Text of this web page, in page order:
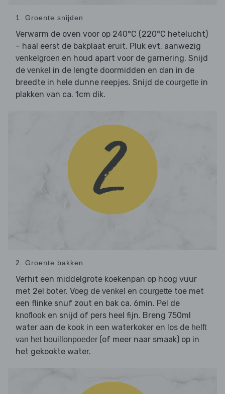
1. Groente snijden
Verwarm de oven voor op 240°C (220°C hetelucht)
– haal eerst de bakplaat eruit. Pluk evt. aanwezig
venkelgroen en houd apart voor de garnering. Snijd
de venkel in de lengte doormidden en dan in de
breedte in hele dunne reepjes. Snijd de courgette in
plakken van ca. 1cm dik.
2. Groente bakken
Verhit een middelgrote koekenpan op hoog vuur
met 2el boter. Voeg de venkel en courgette toe met
een flinke snuf zout en bak ca. 6min. Pel de
knoflook en snijd of pers heel fijn. Breng 750ml
water aan de kook in een waterkoker en los de helft
van het bouillonpoeder (of meer naar smaak) op in
het gekookte water.